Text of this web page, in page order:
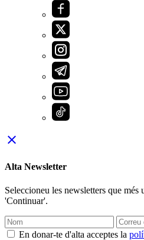
close
Alta Newsletter
Seleccioneu les newsletters que més
'Continuar'.
En donar-te d'alta acceptes la